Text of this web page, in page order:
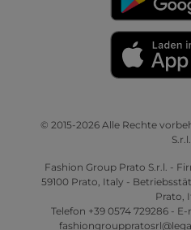
© 2015-2026 Alle Rechte
S.r.l.
Fashion Group Prato S.r.l. -
59100 Prato, Italy -
Prato,
Telefon +39 0574 729286 -